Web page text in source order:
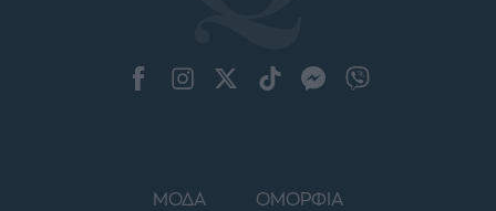
ΜΟΔΑ ΟΜΟΡΦΙΑ